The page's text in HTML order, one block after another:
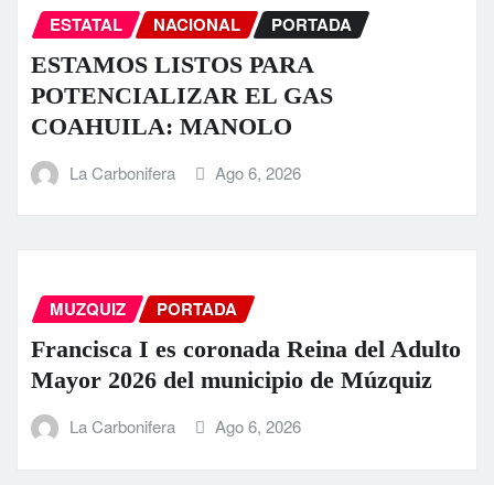
ESTATAL NACIONAL PORTADA
ESTAMOS LISTOS PARA
POTENCIALIZAR EL GAS
COAHUILA: MANOLO
La Carbonifera Ago 6, 2026
MUZQUIZ PORTADA
Francisca I es coronada Reina del Adulto
Mayor 2026 del municipio de Múzquiz
La Carbonifera Ago 6, 2026